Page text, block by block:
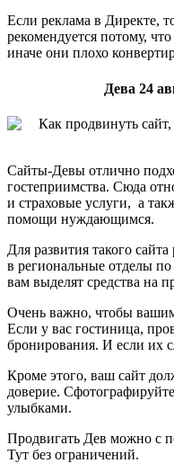
Если реклама в Директе,
рекомендуется потому,
иначе они плохо
Дева 24
Сайты-Девы отлично
гостеприимства. Сюда
и страховые услуги, а
помощи нуждающимся.
Для развития такого
в региональные отделы по
вам выделят средства на
Очень важно, чтобы вашим
Если у вас гостиница,
бронирования. И если их
Кроме этого, ваш сайт
доверие.
улыбками.
Продвигать Дев можно с
Тут без ограничений.